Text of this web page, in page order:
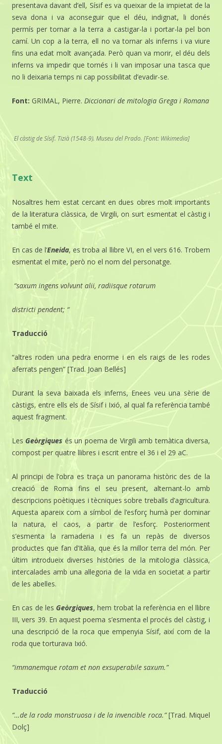
presentava davant d’ell, Sísif es va queixar de la impietat de la
seva dona i va aconseguir que el déu, indignat, li donés
permís per tornar a la terra a castigar-la i portar-la pel bon
camí. Un cop a la terra, ell no va tornar als inferns i va viure
fins una edat molt avançada. Però quan va morir, el déu dels
inferns va impedir que tornés i li van imposar una tasca que
no li deixaria temps ni cap possibilitat d’evadir-se.
Font: GRIMAL, Pierre. Diccionari de mitologia Grega i Romana
El càstig de Sísif. Tizià (1548-9). Museu del Prado. [Font: Wikimedia]
Text
Nosaltres hem estat cercant en dues obres molt importants
de la literatura clàssica, de Virgili, on surt esmentat el càstig i
també el mite.
En cas de l’Eneida, es troba al llibre VI, en el vers 616. Trobem
esmentat el mite, però no el nom del personatge.
“saxum ingens volvunt alii, radiisque rotarum
districti pendent; “
Traducció
“altres roden una pedra enorme i en els raigs de les rodes
aferrats pengen” [Trad. Joan Bellés]
Durant la seva baixada els inferns, Enees veu una sèrie de
càstigs, entre ells els de Sísif i Ixió, al qual fa referència també
aquest fragment.
Les Geòrgiques és un poema de Virgili amb temàtica diversa,
compost per quatre llibres i escrit entre el 36 i el 29 aC.
Al principi de l’obra es traça un panorama històric des de la
creació de Roma fins el seu present, alternant-lo amb
descripcions poètiques i tècniques sobre treballs d’agricultura.
Aquesta apareix com a símbol de l’esforç humà per dominar
la natura, el caos, a partir de l’esforç. Posteriorment
s’esmenta la ramaderia i es fa un repàs de diversos
productes que fan d’Itàlia, que és la millor terra del món. Per
últim introdueix diverses històries de la mitologia clàssica,
intercalades amb una al·legoria de la vida en societat a partir
de les abelles.
En cas de les Geòrgiques, hem trobat la referència en el llibre
III, vers 39. En aquest poema s’esmenta el procés del càstig, i
una descripció de la roca que empenyia Sísif, així com de la
roda que torturava Ixió.
“immanemque rotam et non exsuperabile saxum.”
Traducció
“…de la roda monstruosa i de la invencible roca.”[Trad. Miquel
Dolç]